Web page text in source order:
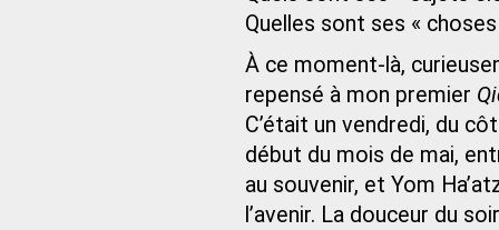
Quelles sont ses «
À ce moment-là,
repensé à mon premier
C’était un vendredi, du
début du mois de mai,
au souvenir, et Yom
l’avenir. La douceur du